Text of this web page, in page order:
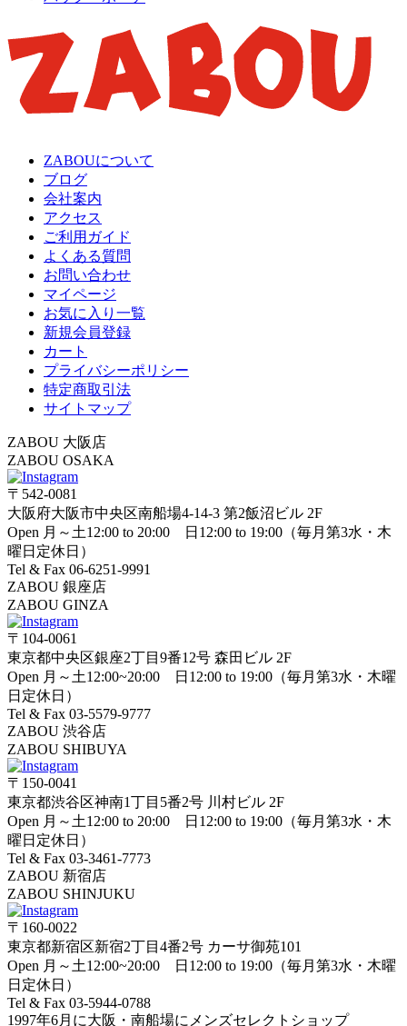
ZABOUについて
ブログ
会社案内
アクセス
ご利用ガイド
よくある質問
お問い合わせ
マイページ
お気に入り一覧
新規会員登録
カート
プライバシーポリシー
特定商取引法
サイトマップ
ZABOU 大阪店
ZABOU OSAKA
〒542-0081
大阪府大阪市中央区南船場4-14-3 第2飯沼ビル 2F
Open 月～土12:00 to 20:00 日12:00 to 19:00（毎月第3水・木
曜日定休日）
Tel & Fax 06-6251-9991
ZABOU 銀座店
ZABOU GINZA
〒104-0061
東京都中央区銀座2丁目9番12号 森田ビル 2F
Open 月～土12:00~20:00 日12:00 to 19:00（毎月第3水・木曜
日定休日）
Tel & Fax 03-5579-9777
ZABOU 渋谷店
ZABOU SHIBUYA
〒150-0041
東京都渋谷区神南1丁目5番2号 川村ビル 2F
Open 月～土12:00 to 20:00 日12:00 to 19:00（毎月第3水・木
曜日定休日）
Tel & Fax 03-3461-7773
ZABOU 新宿店
ZABOU SHINJUKU
〒160-0022
東京都新宿区新宿2丁目4番2号 カーサ御苑101
Open 月～土12:00~20:00 日12:00 to 19:00（毎月第3水・木曜
日定休日）
Tel & Fax 03-5944-0788
1997年6月に大阪・南船場にメンズセレクトショップ